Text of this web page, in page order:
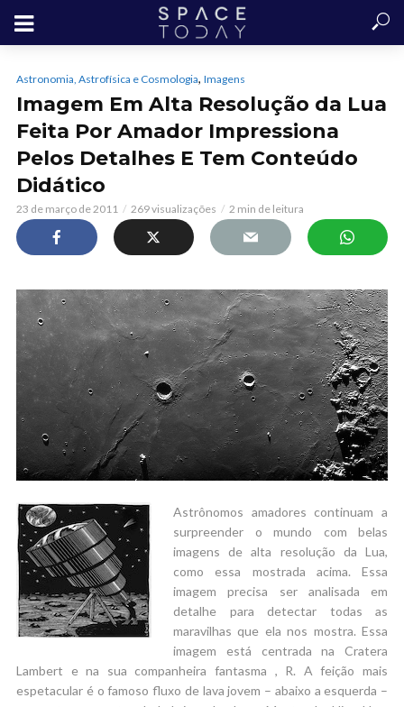
Astronomia, Astrofísica e Cosmologia, Imagens
Imagem Em Alta Resolução da Lua
Feita Por Amador Impressiona
Pelos Detalhes E Tem Conteúdo
Didático
23 de março de 2011 269 visualizações 2 min de leitura
Astrônomos amadores continuam a
surpreender o mundo com belas
imagens de alta resolução da Lua,
como essa mostrada acima. Essa
imagem precisa ser analisada em
detalhe para detectar todas as
maravilhas que ela nos mostra. Essa
imagem está centrada na Cratera
Lambert e na sua companheira fantasma , R. A feição mais
espetacular é o famoso fluxo de lava jovem – abaixo a esquerda –